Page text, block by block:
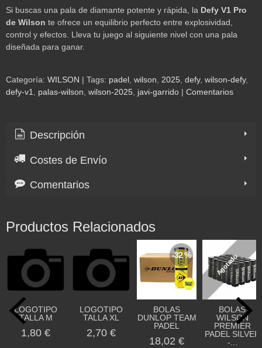
Si buscas una pala de diamante potente y rápida, la Defy V1 Pro
de Wilson te ofrece un equilibrio perfecto entre explosividad,
control y efectos. Lleva tu juego al siguiente nivel con una pala
diseñada para ganar.
Categoría: WILSON | Tags: padel wilson 2025 defy wilson-defy
defy-v1
palas-wilson wilson-2025 javi-garrido | Comentarios
Descripción
Costes de Envío
Comentarios
Productos Relacionados
LOGOTIPO
TALLA M
1,80 €
LOGOTIPO
TALLA XL
2,70 €
-32 %
BOLAS
DUNLOP TEAM
PADEL
18,02 €
Agotado
BOLAS
WILSON
PREMIER
PADEL SILVER
-...